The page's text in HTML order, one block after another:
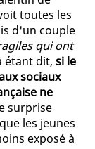
toutes les
d'un couple
qui ont
étant dit, si le
sociaux
ne
surprise
les jeunes
exposé à